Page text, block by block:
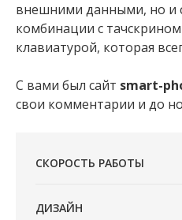
внешними данными, но и
комбинации с
клавиатурой, которая
С вами был сайт smart-
свои комментарии и до
СКОРОСТЬ РАБОТЫ
ДИЗАЙН